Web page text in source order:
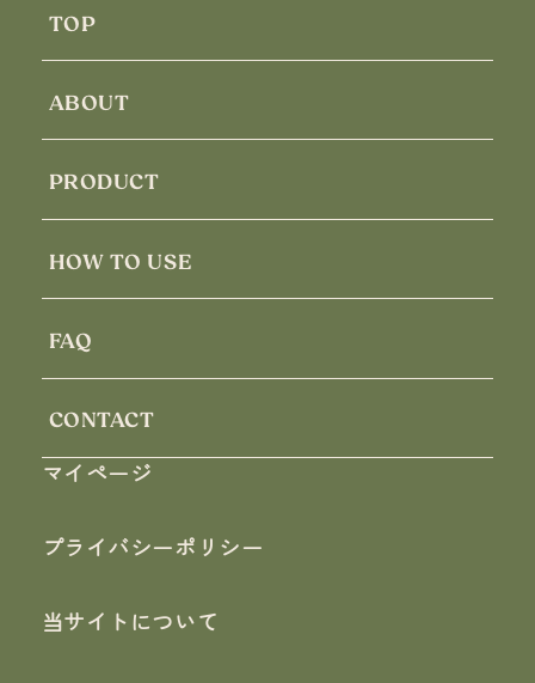
TOP
ABOUT
PRODUCT
HOW TO USE
FAQ
CONTACT
マイページ
プライバシーポリシー
当サイトについて